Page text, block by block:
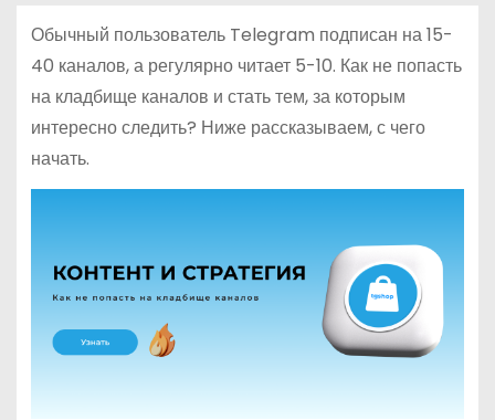
Обычный пользователь Telegram подписан на 15-
40 каналов, а регулярно читает 5-10. Как не попасть
на кладбище каналов и стать тем, за которым
интересно следить? Ниже рассказываем, с чего
начать.